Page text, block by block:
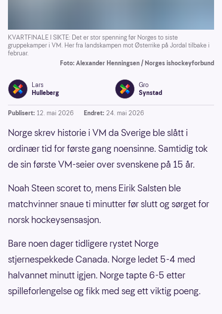
KVARTFINALE I SIKTE: Det er stor spenning før Norges to siste
gruppekamper i VM. Her fra landskampen mot Østerrike på Jordal tilbake i
februar.
Foto: Alexander Henningsen / Norges ishockeyforbund
Lars
Hulleberg
Gro
Synstad
Publisert: 12. mai 2026 Endret: 24. mai 2026
Norge skrev historie i VM da Sverige ble slått i
ordinær tid for første gang noensinne. Samtidig tok
de sin første VM-seier over svenskene på 15 år.
Noah Steen scoret to, mens Eirik Salsten ble
matchvinner snaue ti minutter før slutt og sørget for
norsk hockeysensasjon.
Bare noen dager tidligere rystet Norge
stjernespekkede Canada. Norge ledet 5-4 med
halvannet minutt igjen. Norge tapte 6-5 etter
spilleforlengelse og fikk med seg ett viktig poeng.